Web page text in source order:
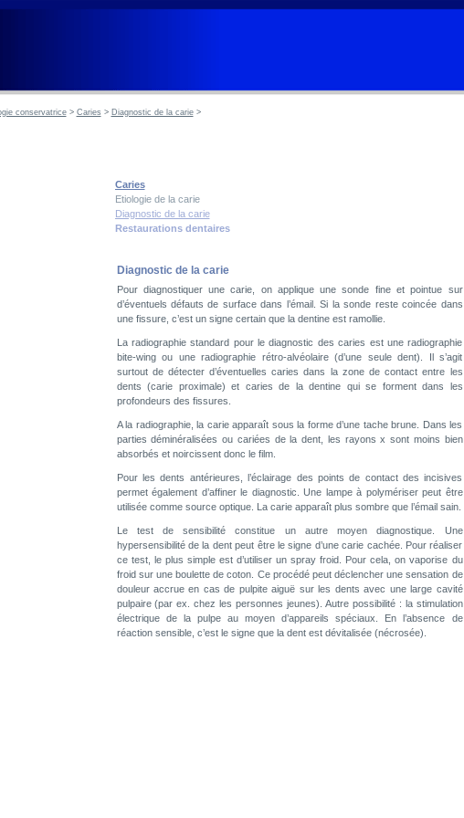
conservatrice> Caries > Diagnostic de la carie>
Caries
Etiologie de la carie
Diagnostic de la carie
Restaurations dentaires
Diagnostic de la carie
Pour diagnostiquer une carie, on applique une sonde fine et pointue sur
d’éventuels défauts de surface dans l’émail. Si la sonde reste coincée dans
une fissure, c’est un signe certain que la dentine est ramollie.
La radiographie standard pour le diagnostic des caries est une radiographie
bite-wing ou une radiographie rétro-alvéolaire (d’une seule dent). Il s’agit
surtout de détecter d’éventuelles caries dans la zone de contact entre les
dents (carie proximale) et caries de la dentine qui se forment dans les
profondeurs des fissures.
A la radiographie, la carie apparaît sous la forme d’une tache brune. Dans les
parties déminéralisées ou cariées de la dent, les rayons x sont moins bien
absorbés et noircissent donc le film.
Pour les dents antérieures, l’éclairage des points de contact des incisives
permet également d’affiner le diagnostic. Une lampe à polymériser peut être
utilisée comme source optique. La carie apparaît plus sombre que l’émail sain.
Le test de sensibilité constitue un autre moyen diagnostique. Une
hypersensibilité de la dent peut être le signe d’une carie cachée. Pour réaliser
ce test, le plus simple est d’utiliser un spray froid. Pour cela, on vaporise du
froid sur une boulette de coton. Ce procédé peut déclencher une sensation de
douleur accrue en cas de pulpite aiguë sur les dents avec une large cavité
pulpaire (par ex. chez les personnes jeunes). Autre possibilité : la stimulation
électrique de la pulpe au moyen d’appareils spéciaux. En l’absence de
réaction sensible, c’est le signe que la dent est dévitalisée (nécrosée).